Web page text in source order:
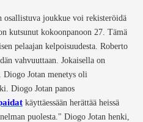
osallistuva joukkue voi rekisteröidä
kutsunut kokoonpanoon 27. Tämä
pelaajan kelpoisuudesta. Roberto
vahvuuttaan. Jokaisella on
Diogo Jotan menetys oli
Diogo Jotan panos
käyttäessään herättää heissä
puolesta." Diogo Jotan henki,